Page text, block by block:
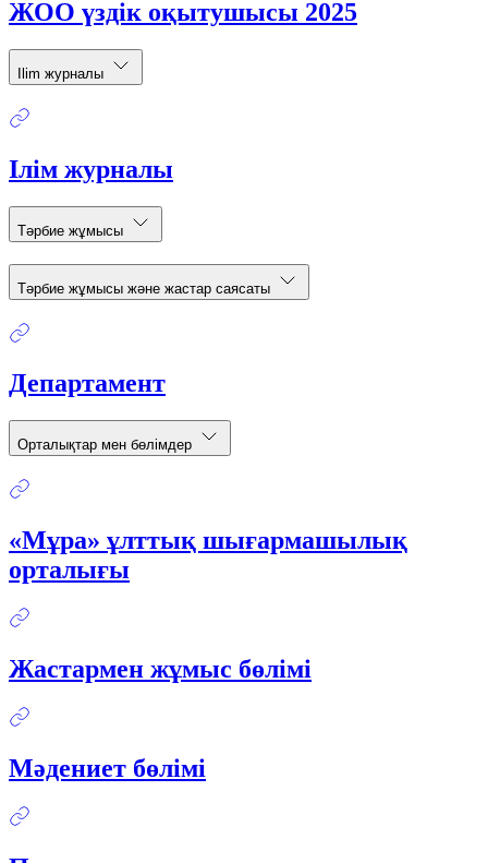
ЖОО үздік оқытушысы 2025
Ilim журналы
Ілім журналы
Тәрбие жұмысы
Тәрбие жұмысы және жастар саясаты
Департамент
Орталықтар мен бөлімдер
«Мұра» ұлттық шығармашылық
орталығы
Жастармен жұмыс бөлімі
Мәдениет бөлімі